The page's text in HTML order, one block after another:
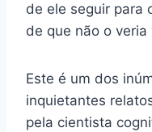
de ele seguir para
de que não o
Este é um dos
inquietantes
pela cientista